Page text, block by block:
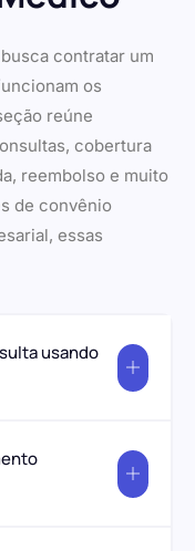
contratar um
os
reúne
cobertura
reembolso e muito
de convênio
essas
usando